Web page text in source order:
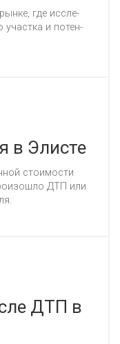
где ис­сле­
учас­тка и по­тен­
в Элисте
сто­имос­ти
ДТП или
ДТП в